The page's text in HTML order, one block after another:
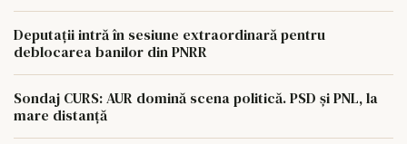
Deputații intră în sesiune extraordinară pentru
deblocarea banilor din PNRR
Sondaj CURS: AUR domină scena politică. PSD și PNL, la
mare distanță